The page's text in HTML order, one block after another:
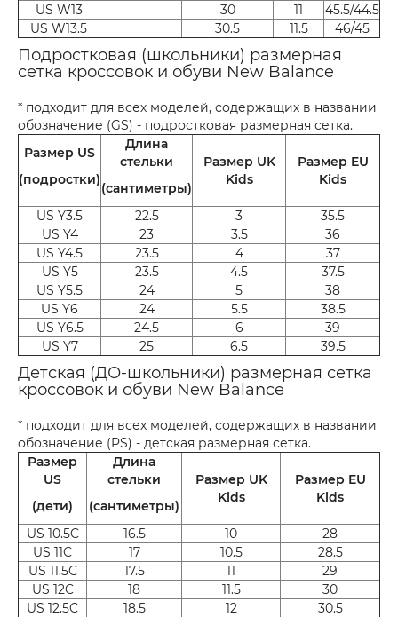
US W13
30 11
45.5/44.5
US W13.5
30.5 11.5 46/45
Подростковая (школьники) размерная
сетка кроссовок и обуви New Balance
* подходит для всех моделей, содержащих в названии
обозначение (GS) - подростковая размерная сетка.
Размер US
(подростки)
Длина
стельки
(сантиметры)
Размер UK
Kids
Размер EU
Kids
US Y3.5 22.5 3
35.5
US Y4
23 3.5
36
US Y4.5
23.5 4
37
US Y5
23.5 4.5
37.5
US Y5.5
24 5
38
US Y6
24 5.5
38.5
US Y6.5
24.5 6
39
US Y7
25 6.5 39.5
Детская (ДО-школьники) размерная сетка
кроссовок и обуви New Balance
* подходит для всех моделей, содержащих в названии
обозначение (PS) - детская размерная сетка.
Размер
US
(дети)
Длина
стельки
(сантиметры)
Размер UK
Kids
Размер EU
Kids
US 10.5C 16.5 10
28
US 11C
17 10.5
28.5
US 11.5C
17.5 11
29
US 12C
18 11.5
30
US 12.5C
18.5 12
30.5